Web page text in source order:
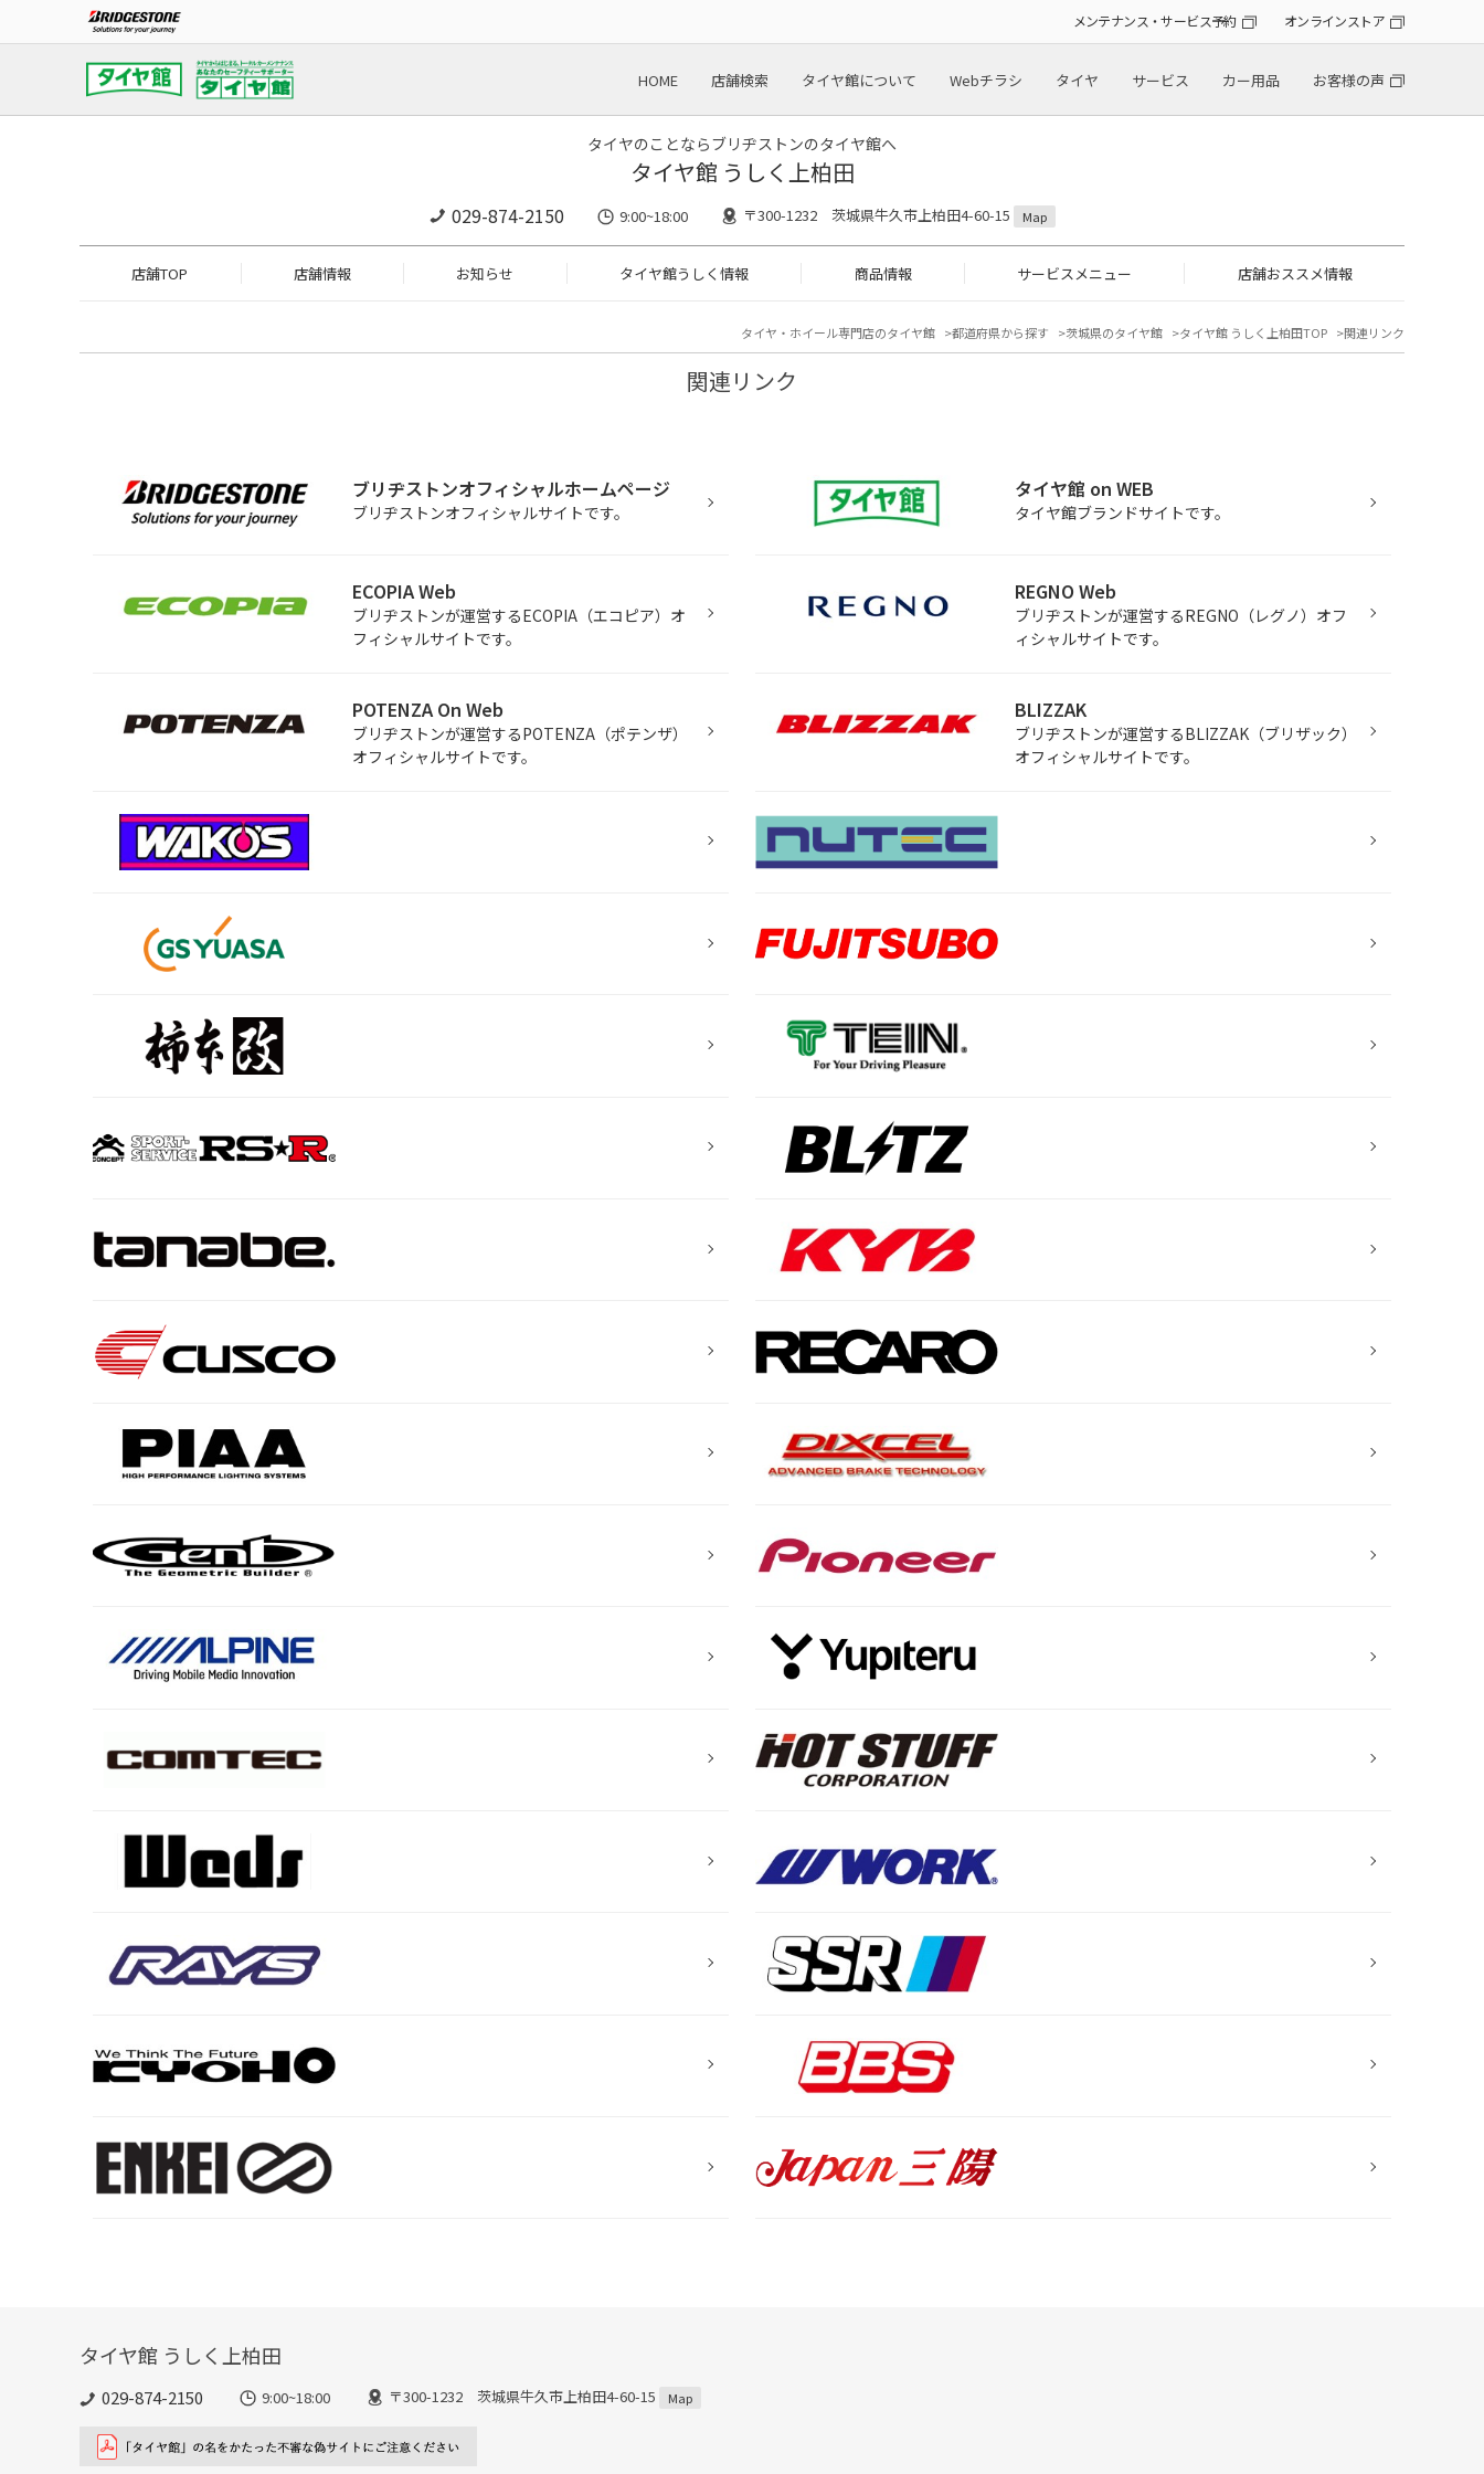
メンテナンス・サービス予約 オンラインストア
HOME 店舗検索 タイヤ館について Webチラシ タイヤ サービス カー用品 お客様の声
タイヤのことならブリヂストンのタイヤ館へ
タイヤ館 うしく上柏田
029-874-2150 9:00~18:00 〒300-1232 茨城県牛久市上柏田4-60-15 Map
店舗TOP 店舗情報 お知らせ タイヤ館うしく情報 商品情報 サービスメニュー 店舗おススメ情報
タイヤ・ホイール専門店のタイヤ館 都道府県から探す 茨城県のタイヤ館 タイヤ館 うしく上柏田TOP 関連リンク
関連リンク
ブリヂストンオフィシャルホームページ
ブリヂストンオフィシャルサイトです。
タイヤ館 on WEB
タイヤ館ブランドサイトです。
ECOPIA Web
ブリヂストンが運営するECOPIA（エコピア）オ
フィシャルサイトです。
REGNO Web
ブリヂストンが運営するREGNO（レグノ）オフ
ィシャルサイトです。
POTENZA On Web
ブリヂストンが運営するPOTENZA（ポテンザ）
オフィシャルサイトです。
BLIZZAK
ブリヂストンが運営するBLIZZAK（ブリザック）
オフィシャルサイトです。
タイヤ館 うしく上柏田
029-874-2150 9:00~18:00 〒300-1232 茨城県牛久市上柏田4-60-15 Map